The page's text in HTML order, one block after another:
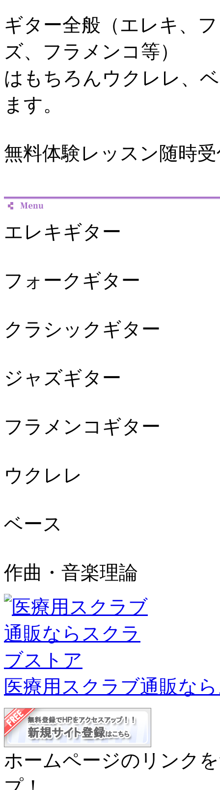
ギター全般（エレキ、
ズ、フラメンコ等）
はもちろんウクレレ、
ます。
無料体験レッスン随時
エレキギター
フォークギター
クラシックギター
ジャズギター
フラメンコギター
ウクレレ
ベース
作曲・音楽理論
医療用スクラブ通販な
ホームページのリンク